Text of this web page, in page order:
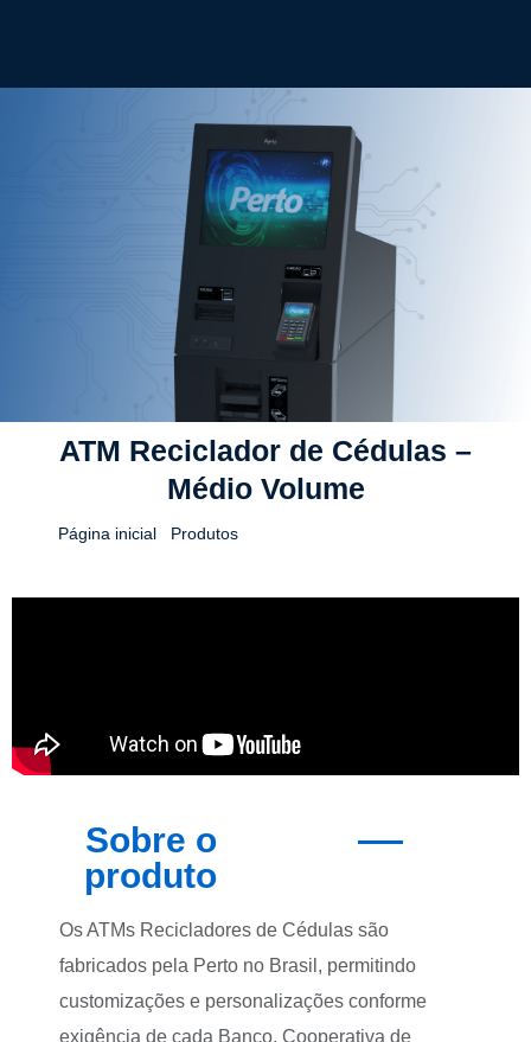
ATM Reciclador de Cédulas –
Médio Volume
Página inicial| Produtos|
Sobre o
produto
Os ATMs Recicladores de Cédulas são
fabricados pela Perto no Brasil, permitindo
customizações e personalizações conforme
exigência de cada Banco, Cooperativa de